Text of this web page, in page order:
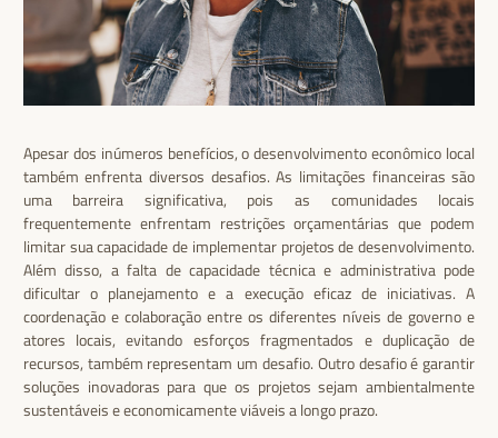
Apesar dos inúmeros benefícios, o desenvolvimento econômico local
também enfrenta diversos desafios. As limitações financeiras são
uma barreira significativa, pois as comunidades locais
frequentemente enfrentam restrições orçamentárias que podem
limitar sua capacidade de implementar projetos de desenvolvimento.
Além disso, a falta de capacidade técnica e administrativa pode
dificultar o planejamento e a execução eficaz de iniciativas. A
coordenação e colaboração entre os diferentes níveis de governo e
atores locais, evitando esforços fragmentados e duplicação de
recursos, também representam um desafio. Outro desafio é garantir
soluções inovadoras para que os projetos sejam ambientalmente
sustentáveis e economicamente viáveis a longo prazo.